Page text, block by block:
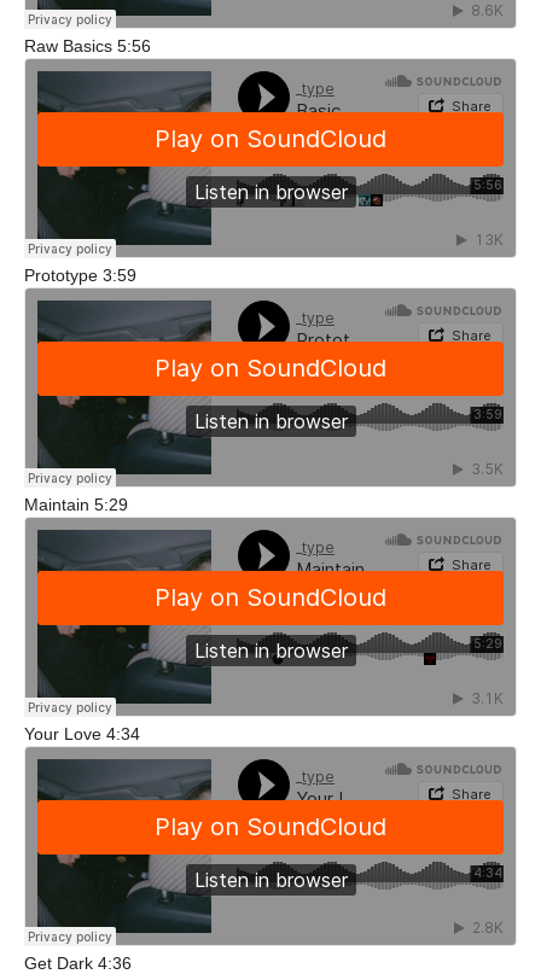
Raw Basics 5:56
Prototype 3:59
Maintain 5:29
Your Love 4:34
Get Dark 4:36